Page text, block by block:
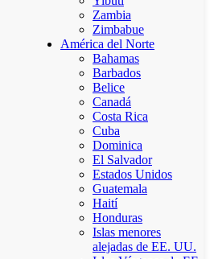
Zambia
Zimbabue
América del Norte
Bahamas
Barbados
Belice
Canadá
Costa Rica
Cuba
Dominica
El Salvador
Estados Unidos
Guatemala
Haití
Honduras
Islas menores
alejadas de EE. UU.